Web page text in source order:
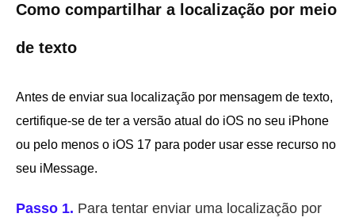
Como compartilhar a localização por meio
de texto
Antes de enviar sua localização por mensagem de texto,
certifique-se de ter a versão atual do iOS no seu iPhone
ou pelo menos o iOS 17 para poder usar esse recurso no
seu iMessage.
Passo 1. Para tentar enviar uma localização por